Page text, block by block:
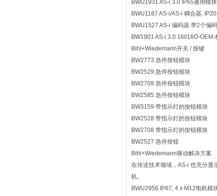
BWU1931 AS-i 3.0 IP65通用模
BWU1187 AS-i/AS-i 耦合器,
BWU1527 AS-i 编码器 带2个编
BW1901 AS-i 3.0 16I/16O-
Bihl+Wiedemann开关 / 按键
BW2773 急停按钮模块
BW2529 急停按钮模块
BW2709 急停按钮模块
BW2585 急停按钮模块
BW3159 带指示灯的按钮模块
BW2528 带指示灯的按钮模块
BW2708 带指示灯的按钮模块
BW2527 急停按钮
Bihl+Wiedemann驱动解决方案
在传送技术领域，AS-i 也充分显
机。
BWU2956 IP67, 4 x M12电机模